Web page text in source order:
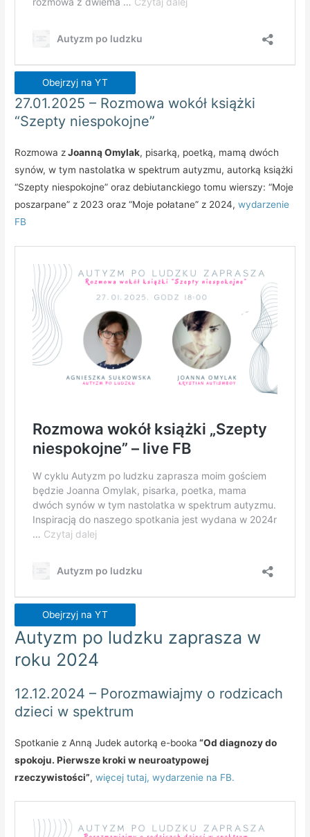
Obejrzyj na YT
27.01.2025 – Rozmowa wokół książki
“Szepty niespokojne”
Rozmowa zJoanną Omylak, pisarką, poetką, mamą dwóch
synów, w tym nastolatka w spektrum autyzmu, autorką książki
“Szepty niespokojne” oraz debiutanckiego tomu wierszy: “Moje
poszarpane” z 2023 oraz “Moje połatane” z 2024,wydarzenie
FB
Obejrzyj na YT
Autyzm po ludzku zaprasza w
roku 2024
12.12.2024 – Porozmawiajmy o rodzicach
dzieci w spektrum
Spotkanie z Anną Judek autorką e-booka “Od diagnozy do
spokoju. Pierwsze kroki w neuroatypowej
rzeczywistości”,więcej tutaj, wydarzenie na FB.